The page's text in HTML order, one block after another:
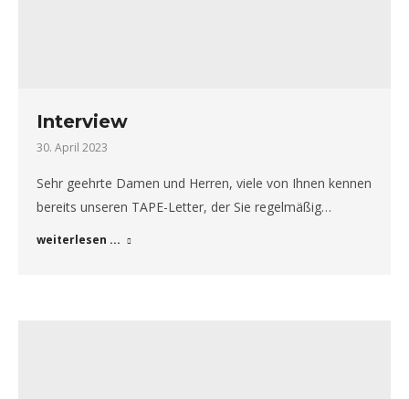
Interview
30. April 2023
Sehr geehrte Damen und Herren, viele von Ihnen kennen
bereits unseren TAPE-Letter, der Sie regelmäßig…
weiterlesen ...